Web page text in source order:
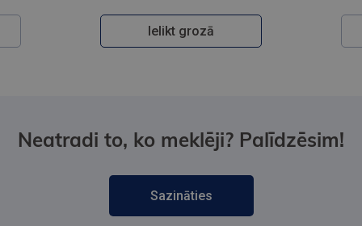
Ielikt grozā
Neatradi to, ko meklēji? Palīdzēsim!
Sazināties